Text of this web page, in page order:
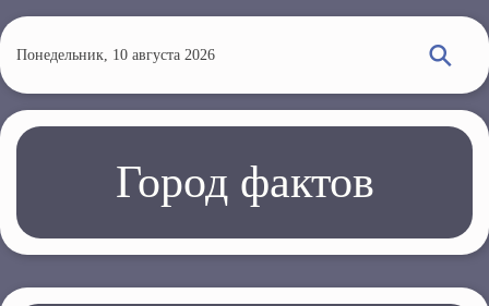
е
р
й
о
Понедельник, 10 августа 2026
Город фактов